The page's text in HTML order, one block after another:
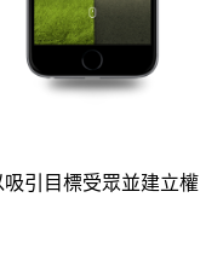
引目標受眾並建立權